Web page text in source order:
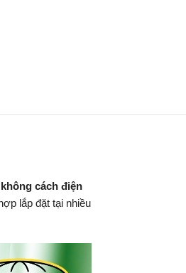
cách điện
lắp đặt tại nhiều